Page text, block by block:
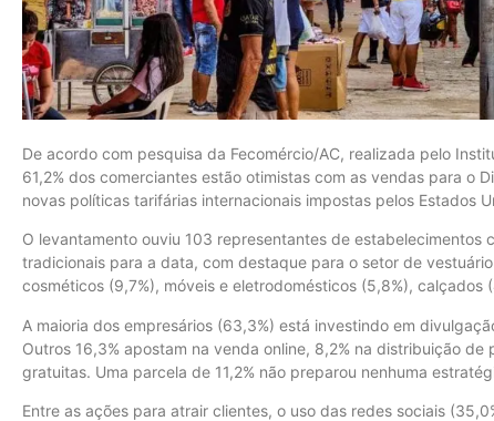
De acordo com pesquisa da Fecomércio/AC, realizada pelo
61,2% dos comerciantes estão otimistas com as vendas para o
novas políticas tarifárias internacionais impostas pelos Estados
O levantamento ouviu 103 representantes de estabelecimentos
tradicionais para a data, com destaque para o setor de
cosméticos (9,7%), móveis e eletrodomésticos (5,8%), calçados
A maioria dos empresários (63,3%) está investindo em
Outros 16,3% apostam na venda online, 8,2% na distribuição
gratuitas. Uma parcela de 11,2% não preparou nenhuma
Entre as ações para atrair clientes, o uso das redes sociais